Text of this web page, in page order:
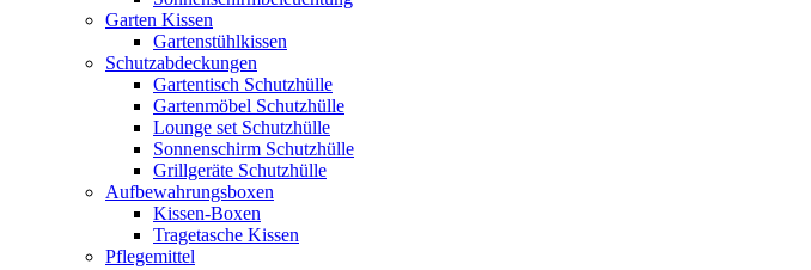
Garten Kissen
Gartenstühlkissen
Schutzabdeckungen
Gartentisch Schutzhülle
Gartenmöbel Schutzhülle
Lounge set Schutzhülle
Sonnenschirm Schutzhülle
Grillgeräte Schutzhülle
Aufbewahrungsboxen
Kissen-Boxen
Tragetasche Kissen
Pflegemittel